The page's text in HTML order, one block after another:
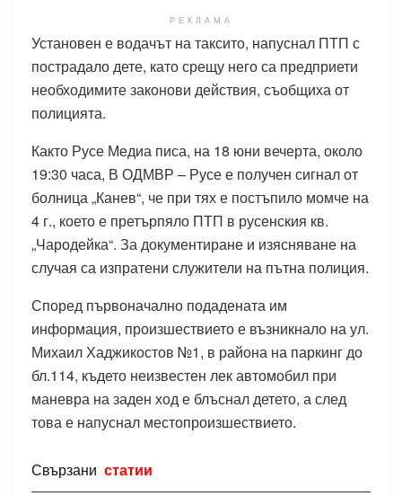
РЕКЛАМА
Установен е водачът на таксито, напуснал ПТП с
пострадало дете, като срещу него са предприети
необходимите законови действия, съобщиха от
полицията.
Както Русе Медиа писа, на 18 юни вечерта, около
19:30 часа, В ОДМВР – Русе е получен сигнал от
болница „Канев“, че при тях е постъпило момче на
4 г., което е претърпяло ПТП в русенския кв.
„Чародейка“. За документиране и изясняване на
случая са изпратени служители на пътна полиция.
Според първоначално подадената им
информация, произшествието е възникнало на ул.
Михаил Хаджикостов №1, в района на паркинг до
бл.114, където неизвестен лек автомобил при
маневра на заден ход е блъснал детето, а след
това е напуснал местопроизшествието.
Свързани статии